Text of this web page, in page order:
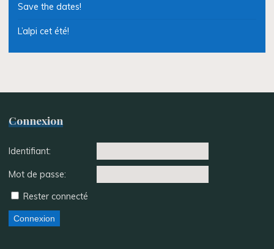
Save the dates!
L’alpi cet été!
Connexion
Identifiant:
Mot de passe:
Rester connecté
Connexion